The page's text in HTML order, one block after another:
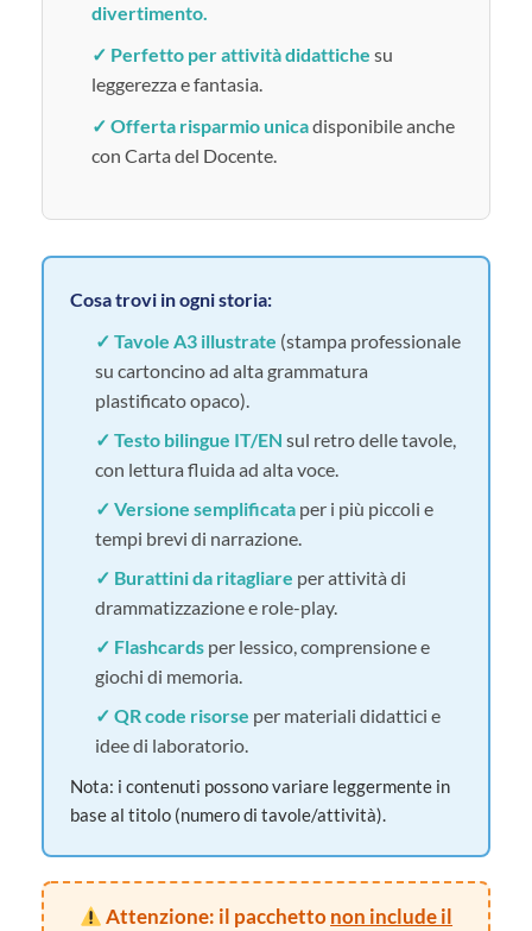
divertimento.
✓ Perfetto per attività didattiche su
leggerezza e fantasia.
✓ Offerta risparmio unicadisponibile anche
con Carta del Docente.
Cosa trovi in ogni storia:
✓ Tavole A3 illustrate (stampa professionale
su cartoncino ad alta grammatura
plastificato opaco).
✓ Testo bilingue IT/EN sul retro delle tavole,
con lettura fluida ad alta voce.
✓ Versione semplificataper i più piccoli e
tempi brevi di narrazione.
✓ Burattini da ritagliare per attività di
drammatizzazione e role-play.
✓ Flashcardsper lessico, comprensione e
giochi di memoria.
✓ QR code risorse per materiali didattici e
idee di laboratorio.
Nota: i contenuti possono variare leggermente in
base al titolo (numero di tavole/attività).
Attenzione: il pacchettonon include il